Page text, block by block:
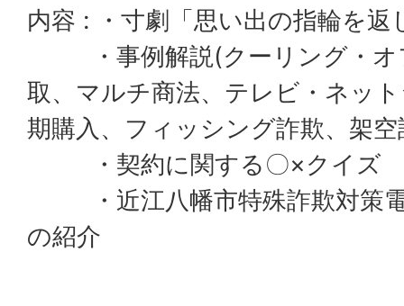
内容 : ・寸劇「思い出の指輪を返
・事例解説(クーリング・オ
取、マルチ商法、テレビ・ネッ
期購入、フィッシング詐欺、架
・契約に関する〇×クイズ
・近江八幡市特殊詐欺対策電
の紹介